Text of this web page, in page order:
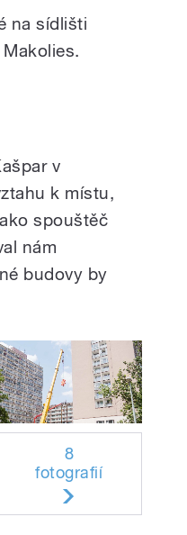
na sídlišti
v
k místu,
spouštěč
nám
budovy by
8
fotografií